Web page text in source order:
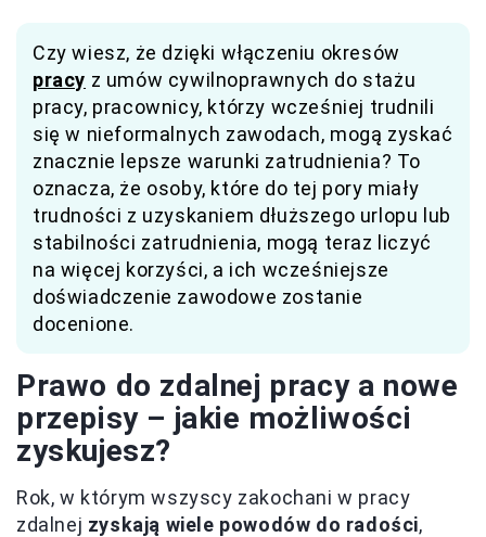
Czy wiesz, że dzięki włączeniu okresów
pracy z umów cywilnoprawnych do stażu
pracy, pracownicy, którzy wcześniej trudnili
się w nieformalnych zawodach, mogą zyskać
znacznie lepsze warunki zatrudnienia? To
oznacza, że osoby, które do tej pory miały
trudności z uzyskaniem dłuższego urlopu lub
stabilności zatrudnienia, mogą teraz liczyć
na więcej korzyści, a ich wcześniejsze
doświadczenie zawodowe zostanie
docenione.
Prawo do zdalnej pracy a nowe
przepisy – jakie możliwości
zyskujesz?
Rok, w którym wszyscy zakochani w pracy
zdalnej zyskają wiele powodów do radości,